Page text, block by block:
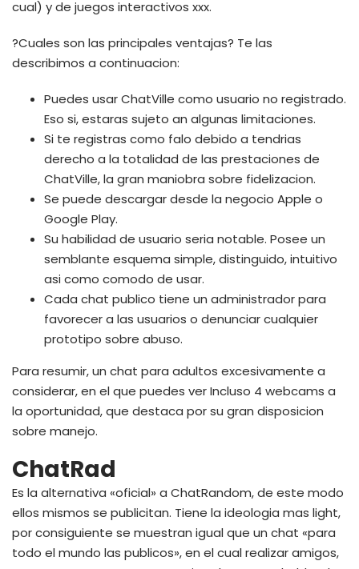
cual) y de juegos interactivos xxx.
?Cuales son las principales ventajas? Te las
describimos a continuacion:
Puedes usar ChatVille como usuario no registrado.
Eso si, estaras sujeto an algunas limitaciones.
Si te registras como falo debido a tendri­as
derecho a la totalidad de las prestaciones de
ChatVille, la gran maniobra sobre fidelizacion.
Se puede descargar desde la negocio Apple o
Google Play.
Su habilidad de usuario seri­a notable. Posee un
semblante esquema simple, distinguido, intuitivo
asi­ como comodo de usar.
Cada chat publico tiene un administrador para
favorecer a las usuarios o denunciar cualquier
prototipo sobre abuso.
Para resumir, un chat para adultos excesivamente a
considerar, en el que puedes ver Incluso 4 webcams a
la oportunidad, que destaca por su gran disposicion
sobre manejo.
ChatRad
Es la alternativa «oficial» a ChatRandom, de este modo
ellos mismos se publicitan. Tiene la ideologia mas light,
por consiguiente se muestran igual que un chat «para
todo el mundo las publicos», en el cual realizar amigos,